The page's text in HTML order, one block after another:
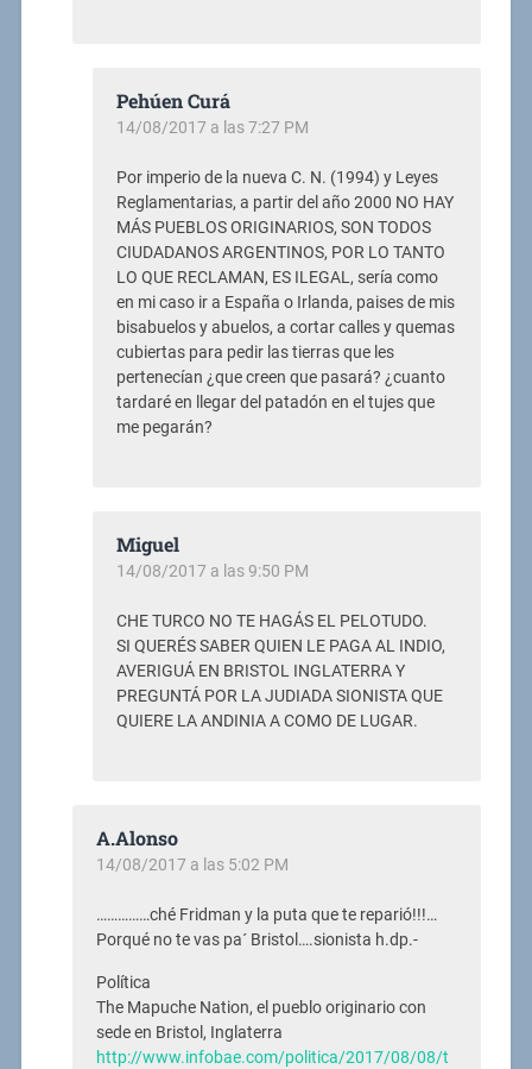
Pehúen Curá
14/08/2017 a las 7:27 PM
Por imperio de la nueva C. N. (1994) y Leyes
Reglamentarias, a partir del año 2000 NO HAY
MÁS PUEBLOS ORIGINARIOS, SON TODOS
CIUDADANOS ARGENTINOS, POR LO TANTO
LO QUE RECLAMAN, ES ILEGAL, sería como
en mi caso ir a España o Irlanda, paises de mis
bisabuelos y abuelos, a cortar calles y quemas
cubiertas para pedir las tierras que les
pertenecían ¿que creen que pasará? ¿cuanto
tardaré en llegar del patadón en el tujes que
me pegarán?
Miguel
14/08/2017 a las 9:50 PM
CHE TURCO NO TE HAGÁS EL PELOTUDO.
SI QUERÉS SABER QUIEN LE PAGA AL INDIO,
AVERIGUÁ EN BRISTOL INGLATERRA Y
PREGUNTÁ POR LA JUDIADA SIONISTA QUE
QUIERE LA ANDINIA A COMO DE LUGAR.
A.Alonso
14/08/2017 a las 5:02 PM
……………ché Fridman y la puta que te reparió!!!…
Porqué no te vas pa´ Bristol….sionista h.dp.-
Política
The Mapuche Nation, el pueblo originario con
sede en Bristol, Inglaterra
http://www.infobae.com/politica/2017/08/08/t